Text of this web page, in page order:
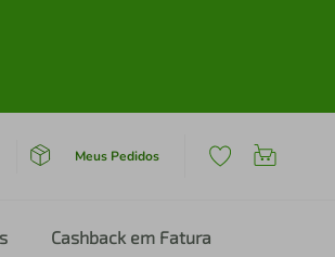
Meus Pedidos
Cashback em Fatura